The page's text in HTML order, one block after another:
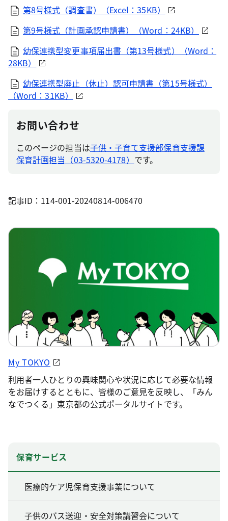
第8号様式（調査書）（Excel：35KB）
第9号様式（計画承認申請書）（Word：24KB）
幼保連携型変更事項届出書（第13号様式）（Word：
28KB）
幼保連携型廃止（休止）認可申請書（第15号様式）
（Word：31KB）
お問い合わせ
このページの担当は子供・子育て支援部保育支援課
保育計画担当（03-5320-4178） です。
記事ID：114-001-20240814-006470
My TOKYO
利用者一人ひとりの興味関心や状況に応じて必要な情報
をお届けするとともに、皆様のご意見を反映し、「みん
なでつくる」東京都の公式ポータルサイトです。
保育サービス
医療的ケア児保育支援事業について
子供のバス送迎・安全対策講習会について